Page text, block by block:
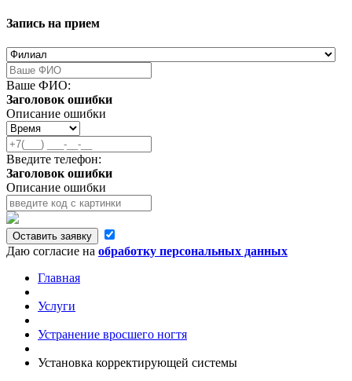
Запись на прием
Ваше ФИО:
Заголовок ошибки
Описание ошибки
Введите телефон:
Заголовок ошибки
Описание ошибки
Оставить заявку
Даю согласие на обработку персональных данных
Главная
Услуги
Устранение вросшего ногтя
Установка корректирующей системы